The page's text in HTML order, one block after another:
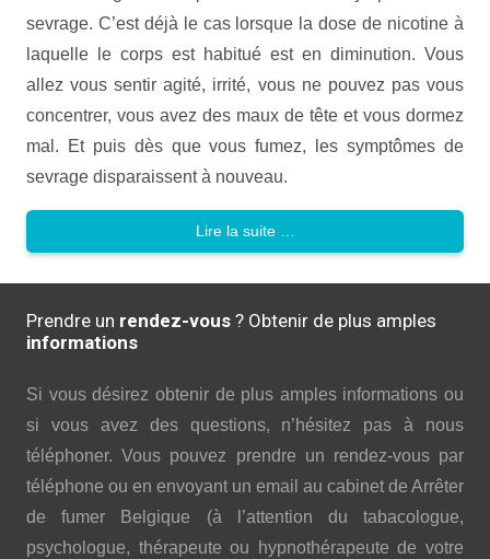
sevrage. C’est déjà le cas lorsque la dose de nicotine à
laquelle le corps est habitué est en diminution. Vous
allez vous sentir agité, irrité, vous ne pouvez pas vous
concentrer, vous avez des maux de tête et vous dormez
mal. Et puis dès que vous fumez, les symptômes de
sevrage disparaissent à nouveau.
Lire la suite …
Prendre un rendez-vous ? Obtenir de plus amples
informations
Si vous désirez obtenir de plus amples informations ou
si vous avez des questions, n’hésitez pas à nous
téléphoner. Vous pouvez prendre un rendez-vous par
téléphone ou en envoyant un email au cabinet de Arrêter
de fumer Belgique (à l’attention du tabacologue,
psychologue, thérapeute ou hypnothérapeute de votre